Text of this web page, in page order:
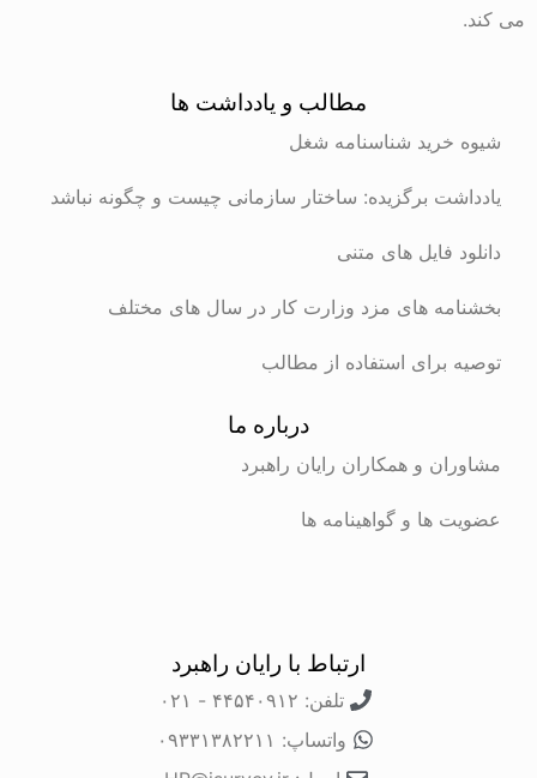
مطالب و یادداشت ها
شناسنامه شغل
برگزیده: ساختار سازمانی چیست و چگونه نباشد
فایل های متنی
های مزد وزارت کار در سال های مختلف
استفاده از مطالب
و همکاران رایان راهبرد
و گواهینامه ها
ارتباط با رایان راهبرد
واتساپ: ۰۹۳۳۱۳۸۲۲۱۱